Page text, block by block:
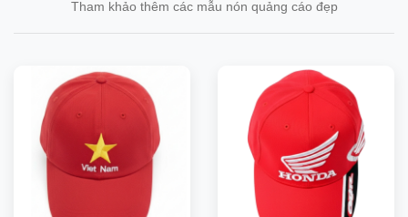
Tham khảo thêm các mẫu nón quảng cáo đẹp